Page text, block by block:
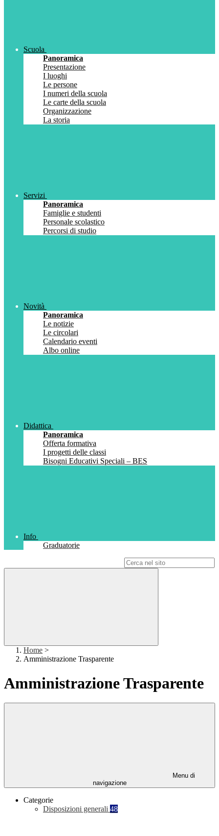
Scuola
Panoramica
Presentazione
I luoghi
Le persone
I numeri della scuola
Le carte della scuola
Organizzazione
La storia
Servizi
Panoramica
Famiglie e studenti
Personale scolastico
Percorsi di studio
Novità
Panoramica
Le notizie
Le circolari
Calendario eventi
Albo online
Didattica
Panoramica
Offerta formativa
I progetti delle classi
Bisogni Educativi Speciali – BES
Info
Graduatorie
Home >
Amministrazione Trasparente
Amministrazione Trasparente
Menu di
navigazione
Categorie
Disposizioni generali 48